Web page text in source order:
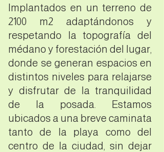
Implantados en un terreno de
2100 m2 adaptándonos y
respetando la topografía del
médano y forestación del lugar,
donde se generan espacios en
distintos niveles para relajarse
y disfrutar de la tranquilidad
de la posada. Estamos
ubicados a una breve caminata
tanto de la playa como del
centro de la ciudad, sin dejar